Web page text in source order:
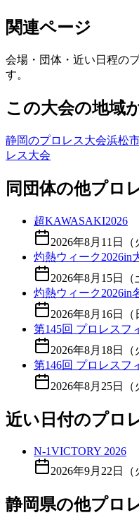
関連ページ
会場・団体・近い日程の
す。
この大会の地域
静岡のプロレス大会浜松
レス大会
同団体の他プロ
超KAWASAKI2026
2026年8月11日（
灼熱ウィーク2026in
2026年8月15日（
灼熱ウィーク2026in
2026年8月16日（
第145回 プロレスフ
2026年8月18日（
第146回 プロレスフ
2026年8月25日（
近い日付のプロ
N-1VICTORY 2026
2026年9月22日（
静岡県の他プロ